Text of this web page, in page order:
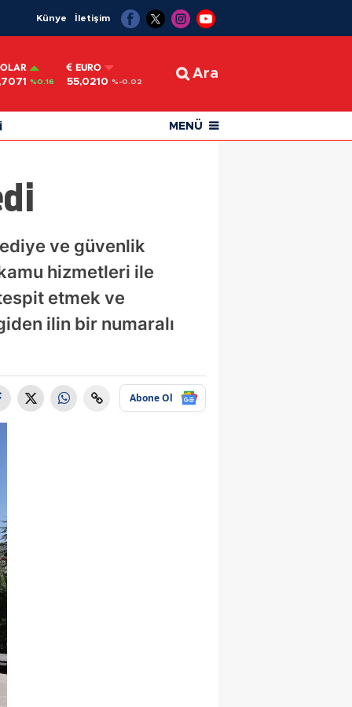
Künye İletişim
%0.16
EURO
55,0210 %-0.02
Ara
MENÜ
ve güvenlik
hizmetleri ile
etmek ve
ilin bir numaralı
Abone Ol